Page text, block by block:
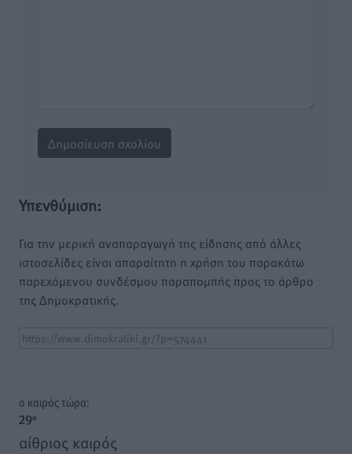
Υπενθύμιση:
Για την μερική αναπαραγωγή της είδησης από άλλες
ιστοσελίδες είναι απαραίτητη η χρήση του παρακάτω
παρεχόμενου συνδέσμου παραπομπής προς το άρθρο
της Δημοκρατικής.
o καιρός τώρα:
29°
αίθριος καιρός